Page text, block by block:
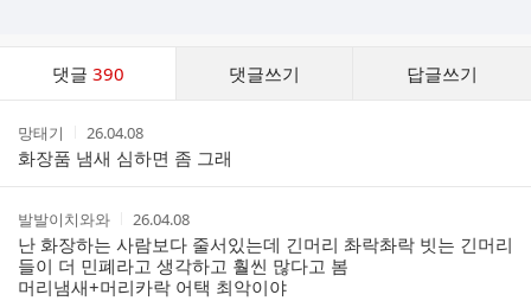
댓글 390 댓글쓰기 답글쓰기
스
작
성
자
망태기
작
성
시
간
26.04.08
화장품 냄새 심하면 좀 그래
작
성
자
발발이치와와
작
성
시
간
26.04.08
난 화장하는 사람보다 줄서있는데 긴머리 촤락촤락 빗는 긴머리
들이 더 민폐라고 생각하고 훨씬 많다고 봄
머리냄새+머리카락 어택 최악이야